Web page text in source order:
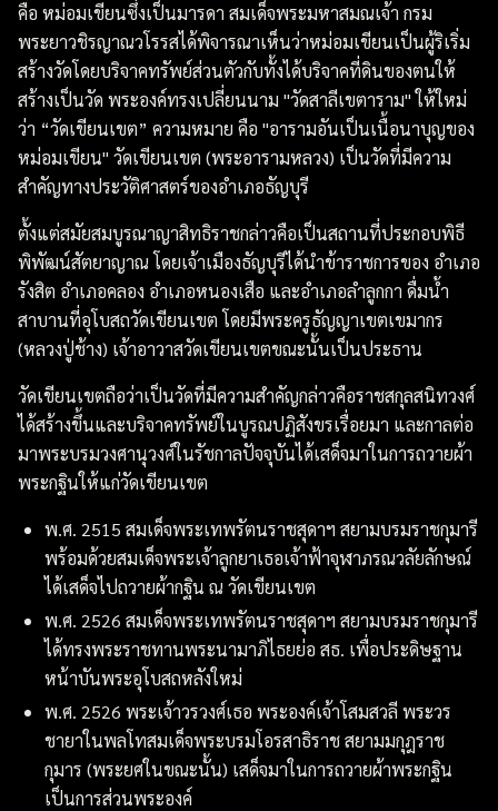
คือ หม่อมเขียนซึ่งเป็นมารดา สมเด็จพระมหาสมณเจ้า กรม
พระยาวชิรญาณวโรรสได้พิจารณาเห็นว่าหม่อมเขียนเป็นผู้ริเริ่ม
สร้างวัดโดยบริจาคทรัพย์ส่วนตัวกับทั้งได้บริจาคที่ดินของตนให้
สร้างเป็นวัด พระองค์ทรงเปลี่ยนนาม "วัดสาลีเขตาราม" ให้ใหม่
ว่า “วัดเขียนเขต” ความหมาย คือ "อารามอันเป็นเนื้อนาบุญของ
หม่อมเขียน" วัดเขียนเขต (พระอารามหลวง) เป็นวัดที่มีความ
สำคัญทางประวัติศาสตร์ของอำเภอธัญบุรี
ตั้งแต่สมัยสมบูรณาญาสิทธิราชกล่าวคือเป็นสถานที่ประกอบพิธี
พิพัฒน์สัตยาญาณ โดยเจ้าเมืองธัญบุรีได้นำข้าราชการของ อำเภอ
รังสิต อำเภอคลอง อำเภอหนองเสือ และอำเภอลำลูกกา ดื่มน้ำ
สาบานที่อุโบสถวัดเขียนเขต โดยมีพระครูธัญญาเขตเขมากร
(หลวงปู่ช้าง) เจ้าอาวาสวัดเขียนเขตขณะนั้นเป็นประธาน
วัดเขียนเขตถือว่าเป็นวัดที่มีความสำคัญกล่าวคือราชสกุลสนิทวงศ์
ได้สร้างขึ้นและบริจาคทรัพย์ในบูรณปฏิสังขรเรื่อยมา และกาลต่อ
มาพระบรมวงศานุวงศ์ในรัชกาลปัจจุบันได้เสด็จมาในการถวายผ้า
พระกฐินให้แก่วัดเขียนเขต
พ.ศ. 2515 สมเด็จพระเทพรัตนราชสุดาฯ สยามบรมราชกุมารี
พร้อมด้วยสมเด็จพระเจ้าลูกยาเธอเจ้าฟ้าจุฬาภรณวลัยลักษณ์
ได้เสด็จไปถวายผ้ากฐิน ณ วัดเขียนเขต
พ.ศ. 2526 สมเด็จพระเทพรัตนราชสุดาฯ สยามบรมราชกุมารี
ได้ทรงพระราชทานพระนามาภิไธยย่อ สธ. เพื่อประดิษฐาน
หน้าบันพระอุโบสถหลังใหม่
พ.ศ. 2526 พระเจ้าวรวงศ์เธอ พระองค์เจ้าโสมสวลี พระวร
ชายาในพลโทสมเด็จพระบรมโอรสาธิราช สยามมกุฎราช
กุมาร (พระยศในขณะนั้น) เสด็จมาในการถวายผ้าพระกฐิน
เป็นการส่วนพระองค์